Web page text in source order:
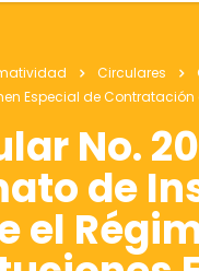
Circulares
Especial de
No.
de
el